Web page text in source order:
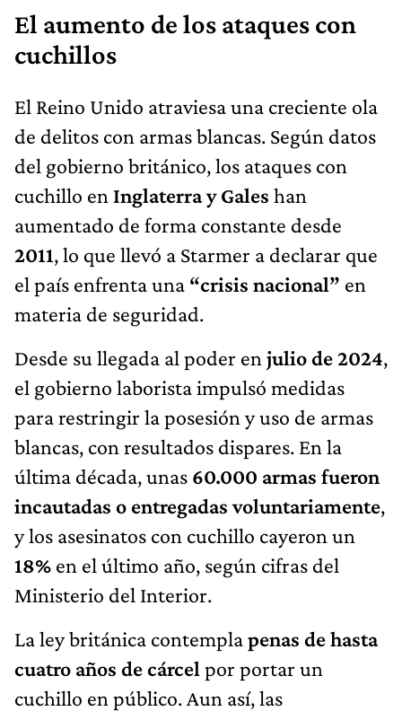
El aumento de los ataques con
cuchillos
El Reino Unido atraviesa una creciente ola
de delitos con armas blancas. Según datos
del gobierno británico, los ataques con
cuchillo en Inglaterra y Gales han
aumentado de forma constante desde
2011, lo que llevó a Starmer a declarar que
el país enfrenta una “crisis nacional” en
materia de seguridad.
Desde su llegada al poder en julio de 2024,
el gobierno laborista impulsó medidas
para restringir la posesión y uso de armas
blancas, con resultados dispares. En la
última década, unas 60.000 armas fueron
incautadas o entregadas voluntariamente,
y los asesinatos con cuchillo cayeron un
18% en el último año, según cifras del
Ministerio del Interior.
La ley británica contemplapenas de hasta
cuatro años de cárcel por portar un
cuchillo en público. Aun así, las